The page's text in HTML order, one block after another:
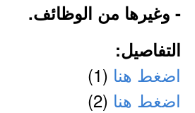
- وغيرها من الوظائف.
التفاصيل:
اضغط هنا (1)
اضغط هنا (2)